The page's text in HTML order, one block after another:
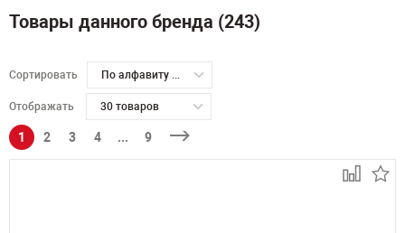
Товары данного бренда (243)
Сортировать По алфавиту А-Я
Отображать 30 товаров
1 2 3 4 ... 9